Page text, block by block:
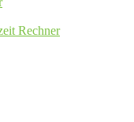
Rechner